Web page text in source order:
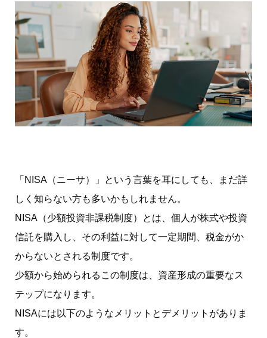
「NISA（ニーサ）」という言葉を耳にしても、まだ詳
しく知らない方も多いかもしれません。
NISA（少額投資非課税制度）とは、個人が株式や投資
信託を購入し、その利益に対して一定期間、税金がか
からないとされる制度です。
少額から始められるこの制度は、資産形成の重要なス
テップになります。
NISAには以下のようなメリットとデメリットがありま
す。